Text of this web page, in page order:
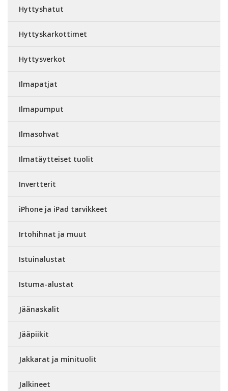
Hyttyshatut
Hyttyskarkottimet
Hyttysverkot
Ilmapatjat
Ilmapumput
Ilmasohvat
Ilmatäytteiset tuolit
Invertterit
iPhone ja iPad tarvikkeet
Irtohihnat ja muut
Istuinalustat
Istuma-alustat
Jäänaskalit
Jääpiikit
Jakkarat ja minituolit
Jalkineet